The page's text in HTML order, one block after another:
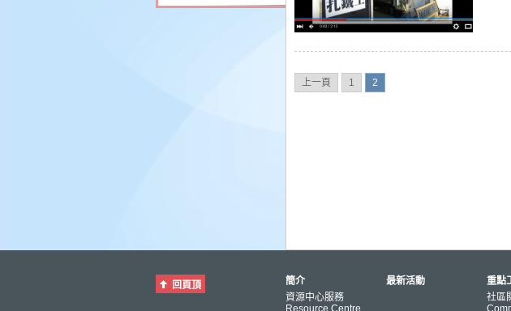
上一頁 1 2
回頁頂
簡介
資源中心服務
Resource Centre
最新活動
重點
社區